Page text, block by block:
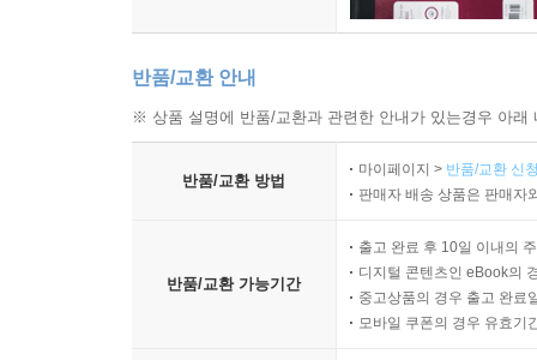
반품/교환 안내
※ 상품 설명에 반품/교환과 관련한 안내가 있는경우 아
반품/교환 방법
마이페이지 > 반품/교환 신
판매자 배송 상품은 판매자
반품/교환 가능기간
출고 완료 후 10일 이내의
디지털 콘텐츠인 eBook의
중고상품의 경우 출고 완료
모바일 쿠폰의 경우 유효기